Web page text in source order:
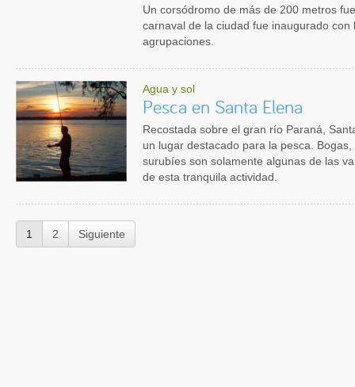
Un corsódromo de más de 200 metros
carnaval de la ciudad fue inaugurado
agrupaciones.
Agua y sol
Pesca en Santa Elena
Recostada sobre el gran río Paraná,
un lugar destacado para la pesca.
surubíes son solamente algunas de las
de esta tranquila actividad.
1 2 Siguiente